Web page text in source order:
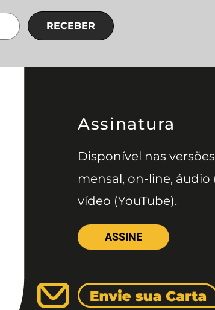
RECEBER
Assinatura
Disponível nas
mensal, on-line, áudio
vídeo (YouTube).
ASSINE